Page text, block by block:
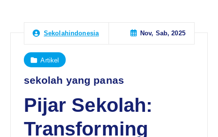
Sekolahindonesia Nov, Sab, 2025
Artikel
sekolah yang panas
Pijar Sekolah:
Transforming